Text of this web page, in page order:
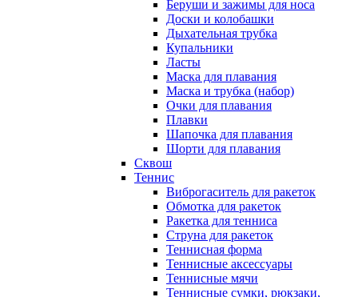
Беруши и зажимы для носа
Доски и колобашки
Дыхательная трубка
Купальники
Ласты
Маска для плавания
Маска и трубка (набор)
Очки для плавания
Плавки
Шапочка для плавания
Шорти для плавания
Сквош
Теннис
Виброгаситель для ракеток
Обмотка для ракеток
Ракетка для тенниса
Струна для ракеток
Теннисная форма
Теннисные аксессуары
Теннисные мячи
Теннисные сумки, рюкзаки,